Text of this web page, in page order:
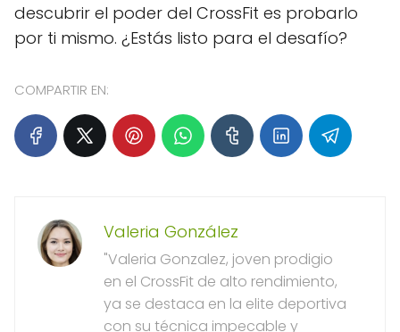
descubrir el poder del CrossFit es probarlo
por ti mismo. ¿Estás listo para el desafío?
COMPARTIR EN:
Valeria González
"Valeria Gonzalez, joven prodigio
en el CrossFit de alto rendimiento,
ya se destaca en la elite deportiva
con su técnica impecable y